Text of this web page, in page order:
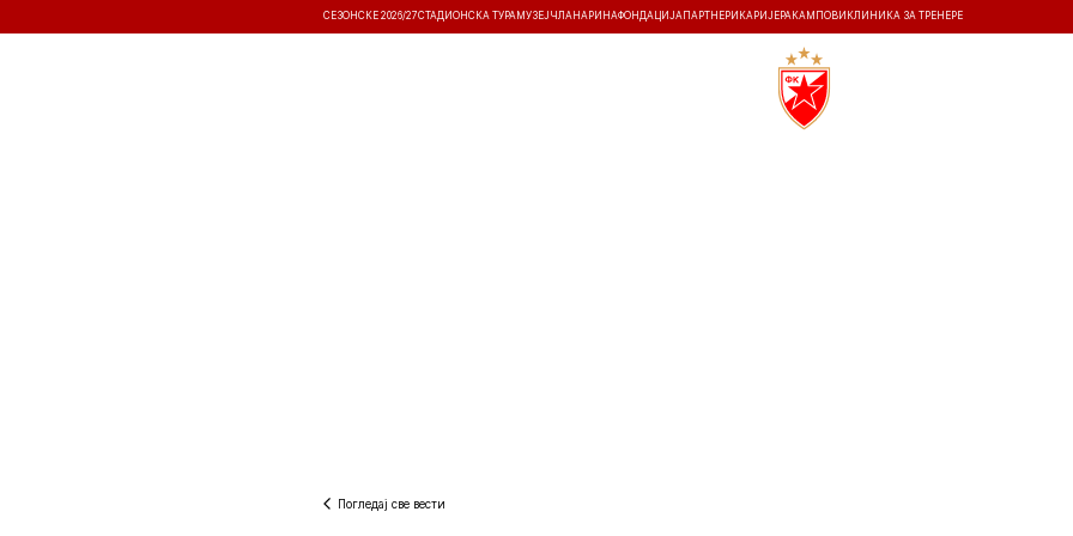
СЕЗОНСКЕ 2026/27СТАДИОНСКА ТУРА МУЗЕЈ ЧЛАНАРИНАФОНДАЦИЈА ПАРТНЕРИ КАРИЈЕРА КАМПОВИ КЛИНИКА ЗА ТРЕНЕРЕ
Погледај све вести